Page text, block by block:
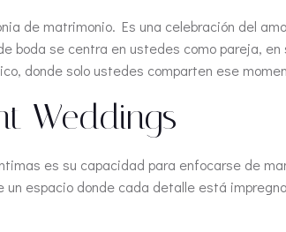
de matrimonio. Es una celebración del
boda se centra en ustedes como pareja,
donde solo ustedes comparten ese
Weddings
es su capacidad para enfocarse de
un espacio donde cada detalle está